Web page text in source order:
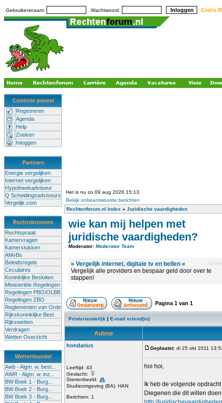
Gebruikersnaam: Wachtwoord: Gratis
Controle paneel
Registreren
Agenda
Help
Zoeken
Inloggen
Partners
Energie vergelijken
Internet vergelijken
Hypotheekadviseur
Q Scheidingsadviseurs
Vergelijk.com
Rechtsbronnen
Rechtspraak
Kamervragen
Kamerstukken
AMvBs
Beleidsregels
Circulaires
Koninklijke Besluiten
Ministeriële Regelingen
Regelingen PBO/OLBB
Regelingen ZBO
Reglementen van Orde
Rijkskoninklijke Besl.
Rijkswetten
Verdragen
Wetten Overzicht
Wettenbundel
Awb - Algm. w. best...
AWR - Algm. w. inz...
BW Boek 1 - Burg...
BW Boek 2 - Burg...
BW Boek 3 - Burg...
Het is nu zo 09 aug 2026 15:13
Bekijk onbeantwoorde berichten
Rechtenforum.nl Index » Juridische vaardigheden
wie kan mij helpen met
juridische vaardigheden?
Moderator: Moderator Team
» Vergelijk internet, digitale tv en bellen «
Vergelijk alle providers en bespaar geld door over te
stappen!
Pagina 1 van 1
Printvriendelijk | E-mail vriend(in)
Auteur
hondarius
Leeftijd: 43
Geslacht:
Sterrenbeeld:
Studieomgeving (BA): HAN
Berichten: 1
Geplaatst: di 25 okt 2011
hoi hoi,
Ik heb de volgende
Diegenen die dit willen